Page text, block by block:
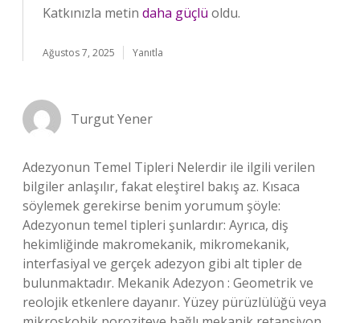
Katkınızla metin daha güçlü oldu.
Ağustos 7, 2025 Yanıtla
Turgut Yener
Adezyonun Temel Tipleri Nelerdir ile ilgili verilen
bilgiler anlaşılır, fakat eleştirel bakış az. Kısaca
söylemek gerekirse benim yorumum şöyle:
Adezyonun temel tipleri şunlardır: Ayrıca, diş
hekimliğinde makromekanik, mikromekanik,
interfasiyal ve gerçek adezyon gibi alt tipler de
bulunmaktadır. Mekanik Adezyon : Geometrik ve
reolojik etkenlere dayanır. Yüzey pürüzlülüğü veya